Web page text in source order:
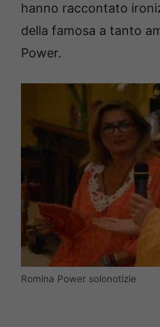
hanno raccontato
della famosa a tanto
Power.
Romina Power solonotizie